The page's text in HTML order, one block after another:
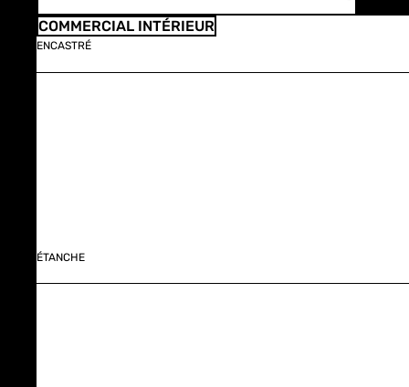
COMMERCIAL INTÉRIEUR
ENCASTRÉ
ÉTANCHE